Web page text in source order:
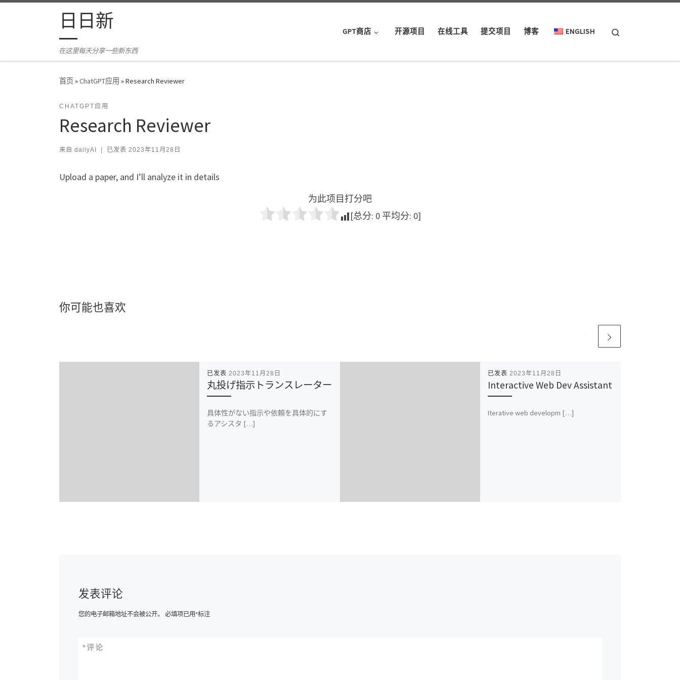
Skip to content日日新
在这里每天分享一些新东西
GPT商店 开源项目 在线工具 提交项目 博客 ENGLISH
首页»ChatGPT应用 »Research Reviewer
CHATGPT应用
Research Reviewer
来自 dailyAI 已发表 2023年11月28日
Upload a paper, and I’ll analyze it in details
为此项目打分吧
[总分: 0 平均分: 0]
你可能也喜欢
已发表 2023年11月28日
丸投げ指示トランスレーター
具体性がない指示や依頼を具体的にす
るアシスタ […]
已发表 2023年11月28日
Interactive Web Dev Assistant
Iterative web developm […]
发表评论
您的电子邮箱地址不会被公开。 必填项已用*标注
评论
*